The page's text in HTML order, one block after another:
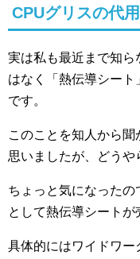
CPUグリスの代
実は私も最近まで知
はなく「熱伝導シー
です。
このことを知人から
思いましたが、どうや
ちょっと気になった
として熱伝導シートが
具体的にはワイドワー